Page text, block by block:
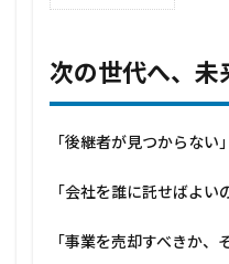
へ、
未来
をつ
経営
2
の事
次の世代へ、未
「後継者が見つからない」
「会社を誰に託せばよい
「事業を売却すべきか、